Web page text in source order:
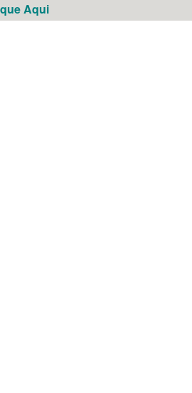
Aqui